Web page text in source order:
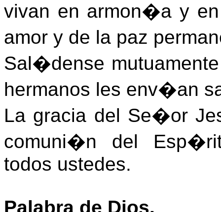
vivan en armon�a y
amor y de la paz
Sal�dense
hermanos les env�an
La gracia del Se�or
comuni�n del
todos ustedes.
Palabra de Dios.